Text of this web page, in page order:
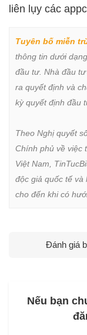
liên lụy các
Tuyên bố miễn
thông tin dưới
đầu tư. Nhà đầu
ra quyết định và
kỳ quyết định đầu
Theo Nghị quyết
Chính phủ về việc
Việt Nam,
độc giả quốc tế và
cho đến khi có
Đánh giá
Nếu bạn